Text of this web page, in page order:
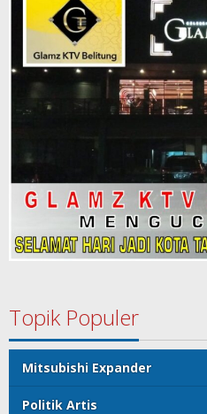
Topik Populer
Mitsubishi Expander
Politik Artis